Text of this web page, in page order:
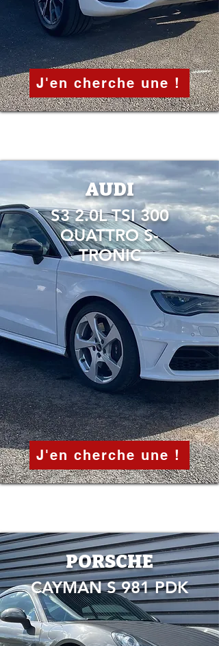
J'en cherche une !
AUDI
S3 2.0L TSI 300
QUATTRO S-
TRONIC
J'en cherche une !
PORSCHE
CAYMAN S 981 PDK